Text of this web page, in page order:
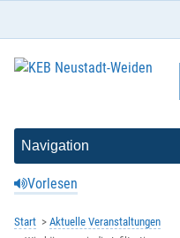
Vorlesen
Start
Aktuelle Veranstaltungen